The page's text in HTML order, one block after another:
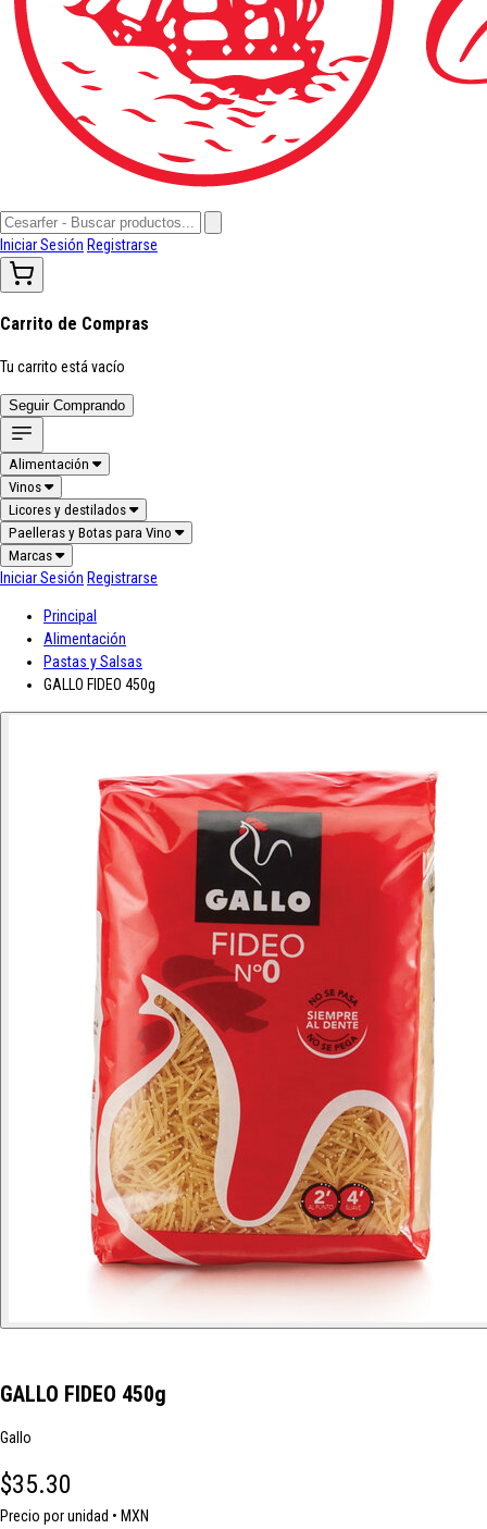
Iniciar Sesión Registrarse
Carrito de Compras
Tu carrito está vacío
Seguir Comprando
Alimentación
Vinos
Licores y destilados
Paelleras y Botas para Vino
Marcas
Asturiana Baron D'Arignac
vino JB
CH Rousseau
ColacaoColavita Condes de AlbareiCristalDiat Radisson Dubonnet
GaiteroGallina BlancaGallo Grand SudHeroJolca Lolea
Maison Castel Mar de Frades Mc Harrison Nozeco
Ortiz
Peskera Peñascal Pommery
Ramón
Roqueta Ruavieja Russian Standard
Sandeman Santa Julia Santiveri Sisca
Solan de Cabras
Suze Tarradellas Tom Cherry Trabanco Villa Massa
Viña Los Boldos
Iniciar Sesión Registrarse
Principal
Alimentación
Pastas y Salsas
GALLO FIDEO 450g
GALLO FIDEO 450g
Gallo
$35.30
Precio por unidad • MXN